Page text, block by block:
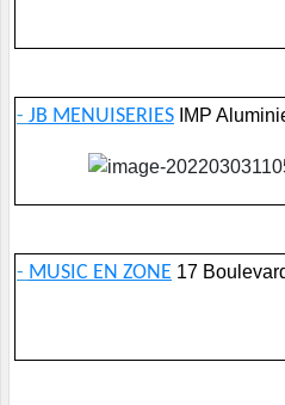
- JB MENUISERIES IMP
- MUSIC EN ZONE 17